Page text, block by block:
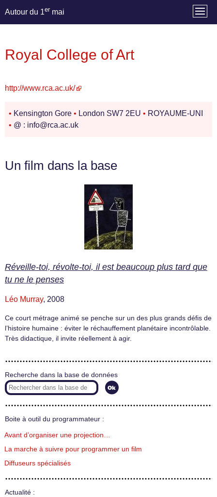
Autour du 1er mai
Royal College of Art
http://www.rca.ac.uk/
• Kensington Gore • London SW7 2EU • ROYAUME-UNI
• @ : info@rca.ac.uk
Un film dans la base
Réveille-toi, révolte-toi, il est beaucoup plus tard que
tu ne le penses
Léo Murray, 2008
Ce court métrage animé se penche sur un des plus grands défis de
l’histoire humaine : éviter le réchauffement planétaire incontrôlable.
Très didactique, il invite réellement à agir.
Recherche dans la base de données
Boite à outil du programmateur :
Avant d’organiser une projection…
La marche à suivre pour programmer un film
Diffuseurs spécialisés
Actualité :